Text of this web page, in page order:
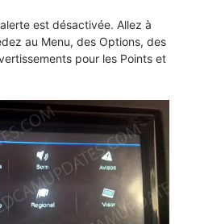
est désactivée. Allez à
au Menu, des Options, des
pour les Points et